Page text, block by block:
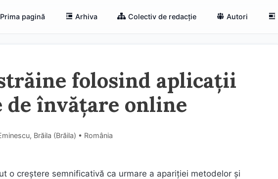
Prima pagină Arhiva Colectiv de redacție Autori
folosind aplicații
învățare online
Brăila (Brăila) • România
o creștere semnificativă ca urmare a apariției metodelor și